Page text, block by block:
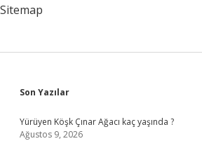
Sitemap
Sidebar
Son Yazılar
Yürüyen Köşk Çınar Ağacı kaç yaşında ?
Ağustos 9, 2026